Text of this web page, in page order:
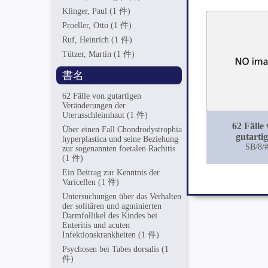
Klinger, Paul(1 件)
Proeller, Otto(1 件)
Ruf, Heinrich(1 件)
Tützer, Martin(1 件)
書名
62 Fälle von gutartigen
Veränderungen der
Uterusschleimhaut(1 件)
Über einen Fall Chondrodystrophia
hyperplastica und seine Beziehung
zur sogenannten foetalen Rachitis
(1 件)
Ein Beitrag zur Kenntnis der
Varicellen(1 件)
Untersuchungen über das Verhalten
der solitären und agminierten
Darmfollikel des Kindes bei
Enteritis und acuten
Infektionskrankheiten(1 件)
Psychosen bei Tabes dorsalis(1
件)
62 Fälle
SB/8/#